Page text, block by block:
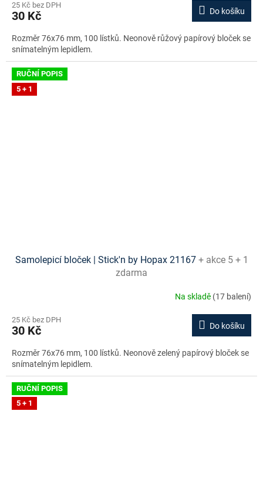
25 Kč bez DPH
30 Kč Do košíku
Rozměr 76x76 mm, 100 lístků. Neonově růžový papírový bloček se
snímatelným lepidlem.
RUČNÍ POPIS
5 + 1
Samolepicí bloček | Stick'n by Hopax 21167 + akce 5 + 1
zdarma
Na skladě (17 balení)
25 Kč bez DPH
30 Kč Do košíku
Rozměr 76x76 mm, 100 lístků. Neonově zelený papírový bloček se
snímatelným lepidlem.
RUČNÍ POPIS
5 + 1